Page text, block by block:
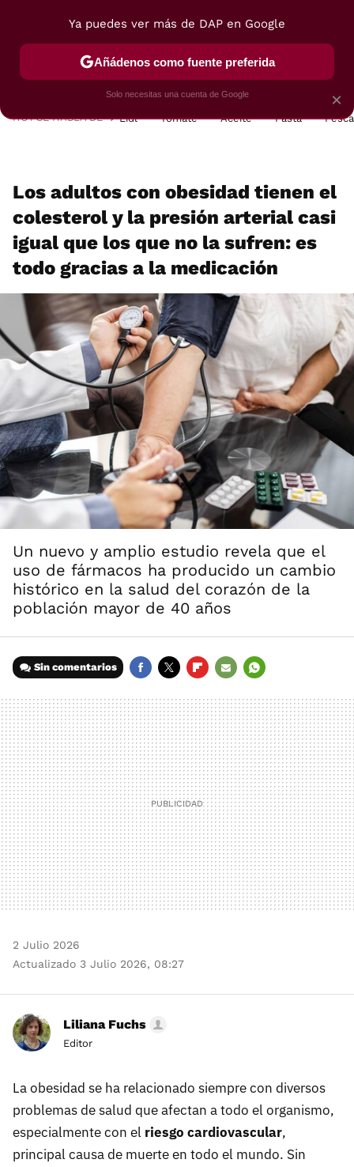
POSTRES VIAJES SELECCIÓN VEGUI
HOY SE HABLA DE Lidl Tomate Aceite Pasta
Los adultos con obesidad tienen el
colesterol y la presión arterial casi
igual que los que no la sufren: es
todo gracias a la medicación
Un nuevo y amplio estudio revela que el
uso de fármacos ha producido un cambio
histórico en la salud del corazón de la
población mayor de 40 años
Sin comentarios
MAIL
2 Julio 2026
Actualizado 3 Julio 2026, 08:27
Liliana Fuchs
Editor
La obesidad se ha relacionado siempre con diversos
problemas de salud que afectan a todo el organismo,
especialmente con el riesgo cardiovascular,
principal causa de muerte en todo el mundo. Sin
×
Ya puedes ver más de DAP en Google
Añádenos como fuente preferida
Solo necesitas una cuenta de Google